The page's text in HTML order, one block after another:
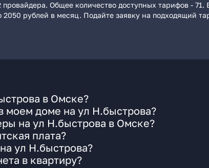
Общее количество доступных тарифов -
рублей в месяц. Подайте заявку на подходящий
в Омске?
моем доме на ул Н.быстрова?
на ул Н.быстрова в Омске?
плата?
ул Н.быстрова?
в квартиру?